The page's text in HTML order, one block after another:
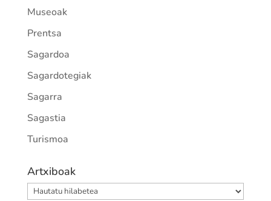
Museoak
Prentsa
Sagardoa
Sagardotegiak
Sagarra
Sagastia
Turismoa
Artxiboak
Artxiboak